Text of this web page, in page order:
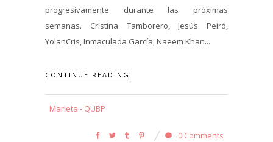
progresivamente durante las próximas
semanas. Cristina Tamborero, Jesús Peiró,
YolanCris, Inmaculada García, Naeem Khan...
CONTINUE READING
Marieta - QUBP
0 Comments